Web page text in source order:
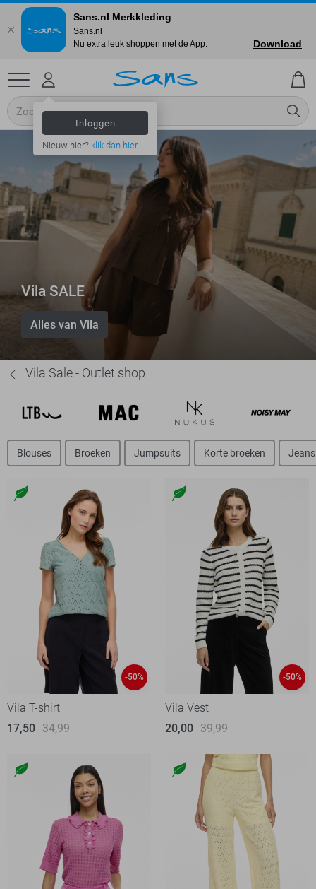
Inloggen
Nieuw hier? klik dan hier
Vila SALE
Alles van Vila
Vila Sale - Outlet shop
Blouses Broeken Jumpsuits Korte broeken Jeans
-50%
Vila T-shirt
17,50 34,99
-50%
Vila Vest
20,00 39,99
Sans.nl Merkkleding
Sans.nl
Nu extra leuk shoppen met de App.
Download